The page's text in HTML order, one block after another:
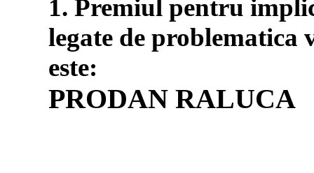
1. Premiul pentru
legate de problematica
este:
PRODAN RALUCA